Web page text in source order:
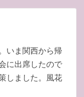
いま関西から帰
に出席したので
しました。風花